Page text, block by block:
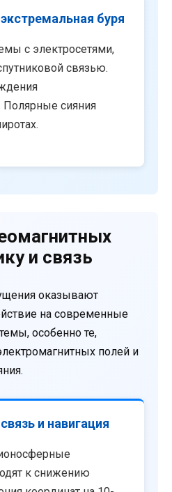
буря
с электросетями,
связью.
Полярные сияния
и связь
оказывают
на современные
особенно те,
полей и
и навигация
к снижению